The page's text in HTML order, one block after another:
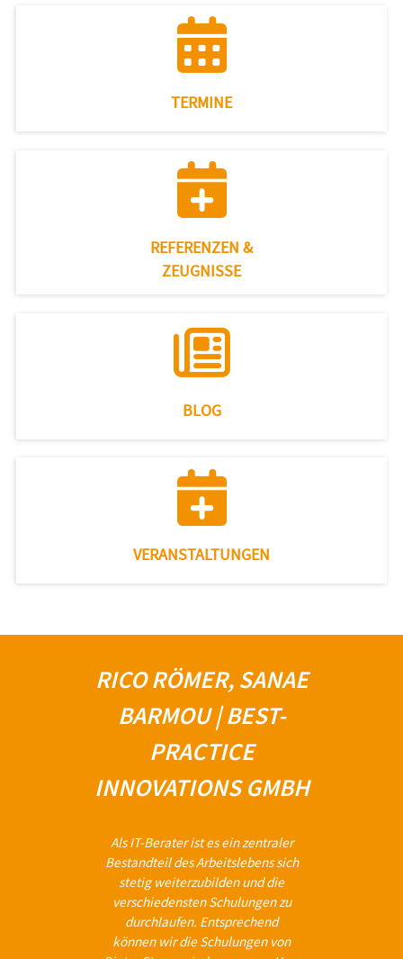
TERMINE
REFERENZEN &
ZEUGNISSE
BLOG
VERANSTALTUNGEN
RICO RÖMER, SANAE
BARMOU | BEST-
PRACTICE
INNOVATIONS GMBH
Als IT-Berater ist es ein zentraler
Bestandteil des Arbeitslebens sich
stetig weiterzubilden und die
verschiedensten Schulungen zu
durchlaufen. Entsprechend
können wir die Schulungen von